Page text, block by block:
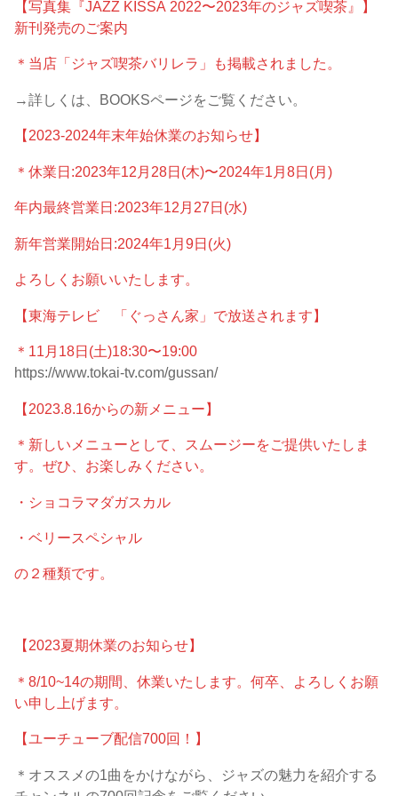
【写真集『JAZZ KISSA 2022〜2023年のジャズ喫茶』】
新刊発売のご案内
＊当店「ジャズ喫茶バリレラ」も掲載されました。
→詳しくは、BOOKSページをご覧ください。
【2023-2024年末年始休業のお知らせ】
＊休業日:2023年12月28日(木)〜2024年1月8日(月)
年内最終営業日:2023年12月27日(水)
新年営業開始日:2024年1月9日(火)
よろしくお願いいたします。
【東海テレビ 「ぐっさん家」で放送されます】
＊11月18日(土)18:30〜19:00
https://www.tokai-tv.com/gussan/
【2023.8.16からの新メニュー】
＊新しいメニューとして、スムージーをご提供いたしま
す。ぜひ、お楽しみください。
・ショコラマダガスカル
・ベリースペシャル
の２種類です。
【2023夏期休業のお知らせ】
＊8/10~14の期間、休業いたします。何卒、よろしくお願
い申し上げます。
【ユーチューブ配信700回！】
＊オススメの1曲をかけながら、ジャズの魅力を紹介する